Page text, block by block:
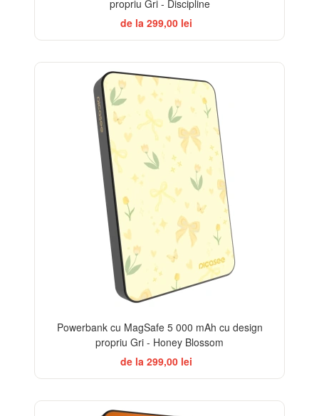
propriu Gri - Discipline
de la 299,00 lei
Powerbank cu MagSafe 5 000 mAh cu design
propriu Gri - Honey Blossom
de la 299,00 lei